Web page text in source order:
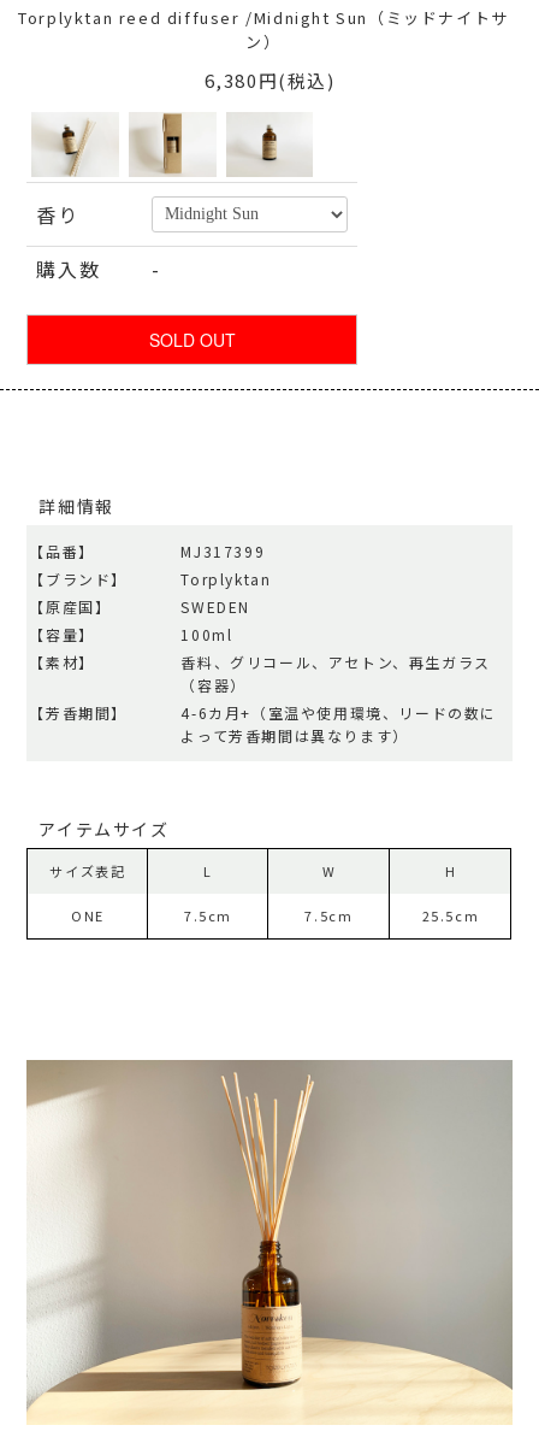
Torplyktan reed diffuser /Midnight Sun（ミッドナイトサ
ン）
6,380円(税込)
香り
購入数
-
詳細情報
【品番】
MJ317399
【ブランド】
Torplyktan
【原産国】
SWEDEN
【容量】
100ml
【素材】
香料、グリコール、アセトン、再生ガラス
（容器）
【芳香期間】
4-6カ月+（室温や使用環境、リードの数に
よって芳香期間は異なります）
アイテムサイズ
サイズ表記 L W H
ONE 7.5cm 7.5cm 25.5cm